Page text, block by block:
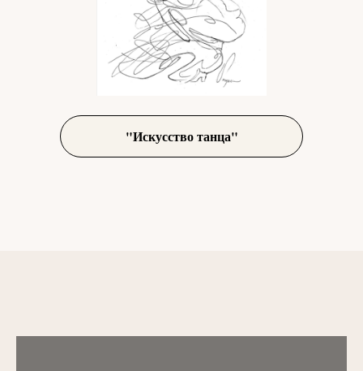
"Искусство танца"